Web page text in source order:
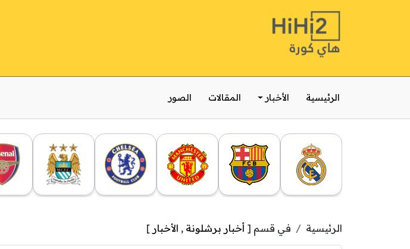
الرئيسية الأخبار المقالات الصور
الرئيسية في قسم [ أخبار برشلونة , الأخبار ]